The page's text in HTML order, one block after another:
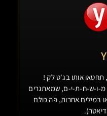
אותו בג'ט לק !
מ-ו-ש-ח-ת-י-ם, שמאתגרים
במילים אחרות, פה כולם